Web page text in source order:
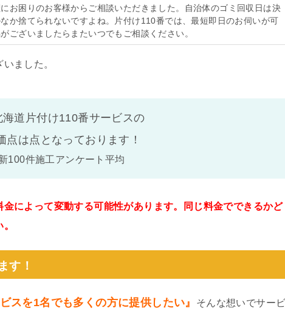
お困りのお客様からご相談いただきました。自治体のゴミ回収日は決
か捨てられないですよね。片付け110番では、最短即日のお伺いが可
ございましたらまたいつでもご相談ください。
ました。
海道片付け110番サービスの
点は点となっております！
100件施工アンケート平均
によって変動する可能性があります。同じ料金でできるかど
す！
スを1名でも多くの方に提供したい』
そんな想いでサービ